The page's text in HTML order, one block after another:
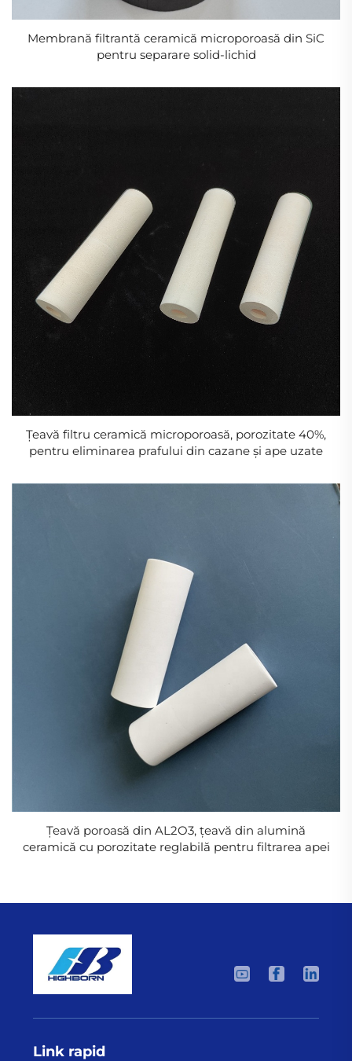
Membrană filtrantă ceramică microporoasă din SiC
pentru separare solid-lichid
Țeavă filtru ceramică microporoasă, porozitate 40%,
pentru eliminarea prafului din cazane și ape uzate
Țeavă poroasă din AL2O3, țeavă din alumină
ceramică cu porozitate reglabilă pentru filtrarea apei
Link rapid